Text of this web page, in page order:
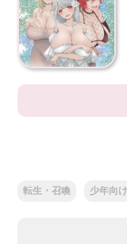
転生・召喚 少年向け